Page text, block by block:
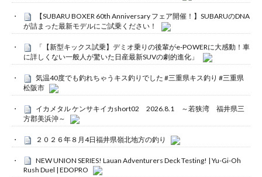
【SUBARU BOXER 60th Anniversary フェア開催！】SUBARUのDNA
が詰まった最新モデルにご試乗ください！
「【新型キックス試乗】デミオ乗りの後輩がe-POWERに大感動！車
に詳しくない一般人が驚いた日産最新SUVの劇的進化」
気温40度でも釣れちゃうキス釣りでした #三重県キス釣り #三重県
松阪市
イカメタル ケンサキイカshort02 2026.8.1 ～若狭湾 福井県三
方郡美浜沖～
２０２６年８月4日福井県嶺北地方の釣り
NEW UNION SERIES! Lauan Adventurers Deck Testing! | Yu-Gi-Oh
Rush Duel | EDOPRO